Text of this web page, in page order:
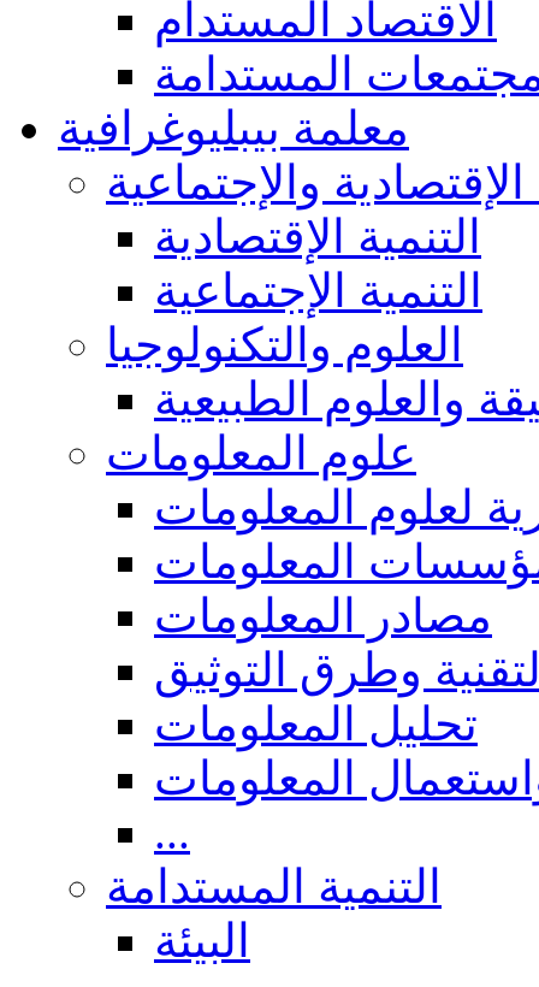
الاقتصاد المستدام
المستدامة
معلمة بيبليوغرافية
الإقتصادية والإجتماعية
التنمية الإقتصادية
التنمية الإجتماعية
العلوم والتكنولوجيا
والعلوم الطبيعية
علوم المعلومات
لعلوم المعلومات
المعلومات
مصادر المعلومات
وطرق التوثيق
تحليل المعلومات
المعلومات
...
التنمية المستدامة
البيئة